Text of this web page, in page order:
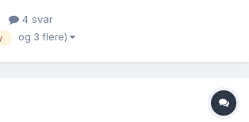
www.digitalarkivet.no/kb20050818031106
http:/...
4 svar
og 3 flere)